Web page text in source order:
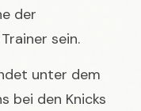
der
sein.
unter dem
bei den Knicks